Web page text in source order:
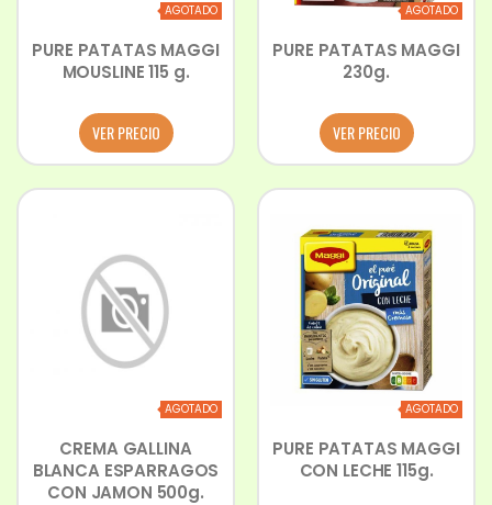
AGOTADO
PURE PATATAS MAGGI
MOUSLINE 115 g.
VER PRECIO
AGOTADO
PURE PATATAS MAGGI
230g.
VER PRECIO
AGOTADO
CREMA GALLINA
BLANCA ESPARRAGOS
CON JAMON 500g.
AGOTADO
PURE PATATAS MAGGI
CON LECHE 115g.